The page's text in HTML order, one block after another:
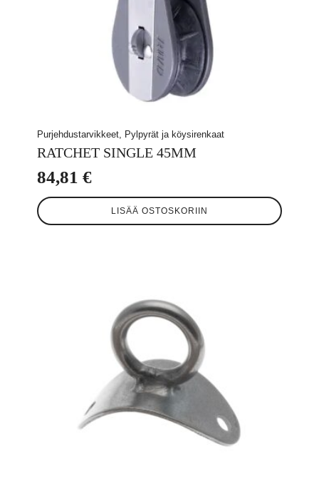
Purjehdustarvikkeet, Pylpyrät ja köysirenkaat
RATCHET SINGLE 45MM
84,81 €
LISÄÄ OSTOSKORIIN